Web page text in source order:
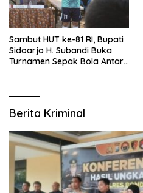
Sambut HUT ke-81 RI, Bupati
Sidoarjo H. Subandi Buka
Turnamen Sepak Bola Antar
Berita Kriminal